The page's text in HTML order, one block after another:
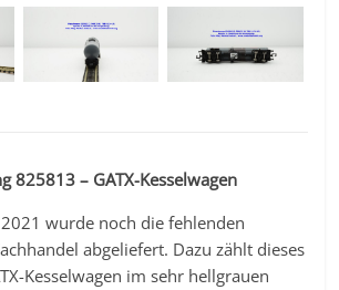
825813 – GATX-Kesselwagen
wurde noch die fehlenden
abgeliefert. Dazu zählt dieses
Kesselwagen im sehr hellgrauen